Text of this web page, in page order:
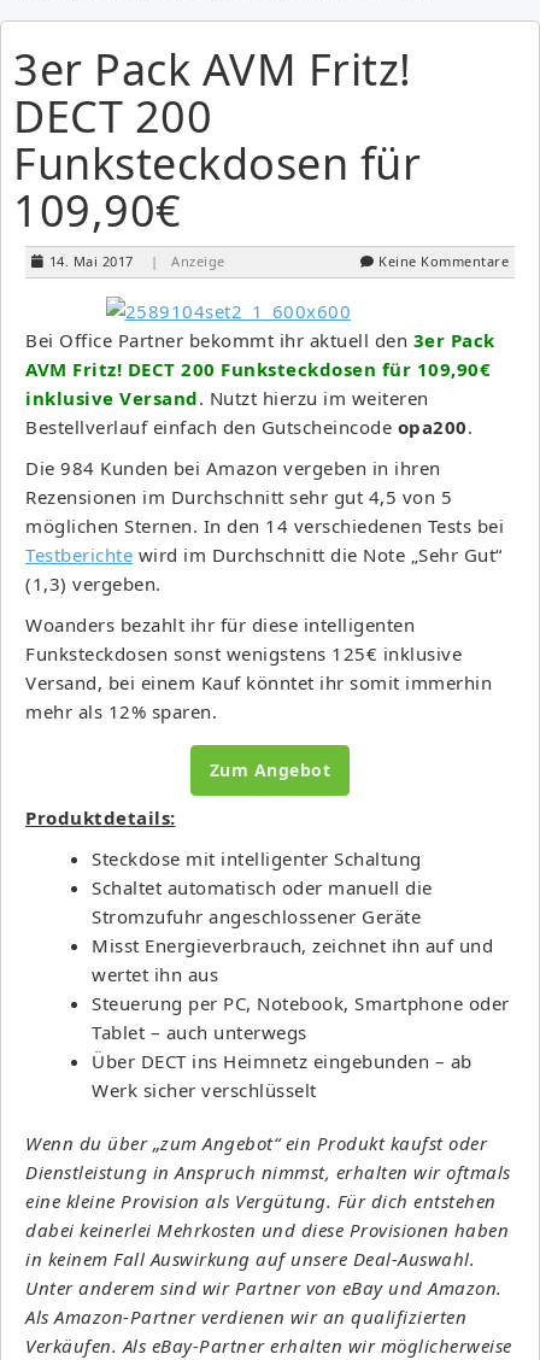
3er Pack AVM Fritz!
DECT 200
Funksteckdosen für
109,90€
14. Mai 2017 | Anzeige Keine Kommentare
Bei Office Partner bekommt ihr aktuell den 3er Pack
AVM Fritz! DECT 200 Funksteckdosen für 109,90€
inklusive Versand. Nutzt hierzu im weiteren
Bestellverlauf einfach den Gutscheincode opa200.
Die 984 Kunden bei Amazon vergeben in ihren
Rezensionen im Durchschnitt sehr gut 4,5 von 5
möglichen Sternen. In den 14 verschiedenen Tests bei
Testberichte wird im Durchschnitt die Note „Sehr Gut“
(1,3) vergeben.
Woanders bezahlt ihr für diese intelligenten
Funksteckdosen sonst wenigstens 125€ inklusive
Versand, bei einem Kauf könntet ihr somit immerhin
mehr als 12% sparen.
Zum Angebot
Produktdetails:
Steckdose mit intelligenter Schaltung
Schaltet automatisch oder manuell die
Stromzufuhr angeschlossener Geräte
Misst Energieverbrauch, zeichnet ihn auf und
wertet ihn aus
Steuerung per PC, Notebook, Smartphone oder
Tablet – auch unterwegs
Über DECT ins Heimnetz eingebunden – ab
Werk sicher verschlüsselt
Wenn du über „zum Angebot“ ein Produkt kaufst oder
Dienstleistung in Anspruch nimmst, erhalten wir oftmals
eine kleine Provision als Vergütung. Für dich entstehen
dabei keinerlei Mehrkosten und diese Provisionen haben
in keinem Fall Auswirkung auf unsere Deal-Auswahl.
Unter anderem sind wir Partner von eBay und Amazon.
Als Amazon-Partner verdienen wir an qualifizierten
Verkäufen. Als eBay-Partner erhalten wir möglicherweise